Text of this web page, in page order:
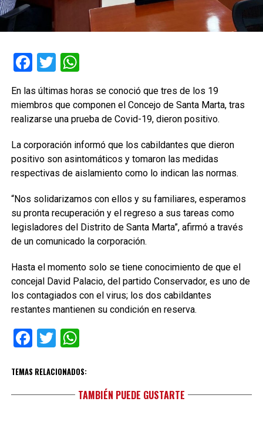
Facebook
TwitterWhatsApp
En las últimas horas se conoció que tres de los 19
miembros que componen el Concejo de Santa Marta, tras
realizarse una prueba de Covid-19, dieron positivo.
La corporación informó que los cabildantes que dieron
positivo son asintomáticos y tomaron las medidas
respectivas de aislamiento como lo indican las normas.
“Nos solidarizamos con ellos y su familiares, esperamos
su pronta recuperación y el regreso a sus tareas como
legisladores del Distrito de Santa Marta”, afirmó a través
de un comunicado la corporación.
Hasta el momento solo se tiene conocimiento de que el
concejal David Palacio, del partido Conservador, es uno de
los contagiados con el virus; los dos cabildantes
restantes mantienen su condición en reserva.
Facebook
TwitterWhatsApp
TEMAS RELACIONADOS:
TAMBIÉN PUEDE GUSTARTE